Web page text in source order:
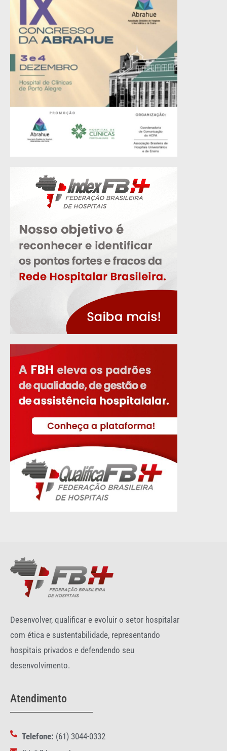
Desenvolver, qualificar e evoluir o setor hospitalar
com ética e sustentabilidade, representando
hospitais privados e defendendo seu
desenvolvimento.
Atendimento
Telefone: (61) 3044-0332